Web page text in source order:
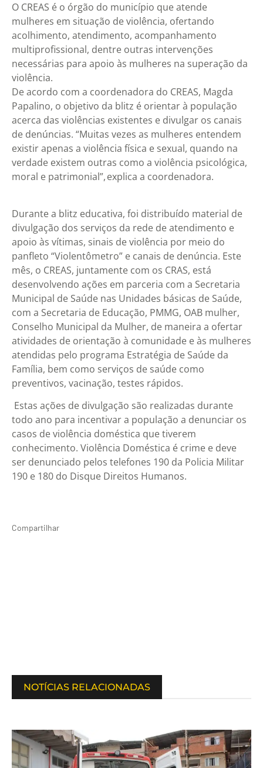
O CREAS é o órgão do município que atende
mulheres em situação de violência, ofertando
acolhimento, atendimento, acompanhamento
multiprofissional, dentre outras intervenções
necessárias para apoio às mulheres na superação da
violência.
De acordo com a coordenadora do CREAS, Magda
Papalino, o objetivo da blitz é orientar à população
acerca das violências existentes e divulgar os canais
de denúncias. “Muitas vezes as mulheres entendem
existir apenas a violência física e sexual, quando na
verdade existem outras como a violência psicológica,
moral e patrimonial”, explica a coordenadora.
Durante a blitz educativa, foi distribuído material de
divulgação dos serviços da rede de atendimento e
apoio às vítimas, sinais de violência por meio do
panfleto “Violentômetro” e canais de denúncia. Este
mês, o CREAS, juntamente com os CRAS, está
desenvolvendo ações em parceria com a Secretaria
Municipal de Saúde nas Unidades básicas de Saúde,
com a Secretaria de Educação, PMMG, OAB mulher,
Conselho Municipal da Mulher, de maneira a ofertar
atividades de orientação à comunidade e às mulheres
atendidas pelo programa Estratégia de Saúde da
Família, bem como serviços de saúde como
preventivos, vacinação, testes rápidos.
Estas ações de divulgação são realizadas durante
todo ano para incentivar a população a denunciar os
casos de violência doméstica que tiverem
conhecimento. Violência Doméstica é crime e deve
ser denunciado pelos telefones 190 da Policia Militar
190 e 180 do Disque Direitos Humanos.
Compartilhar
NOTÍCIAS RELACIONADAS